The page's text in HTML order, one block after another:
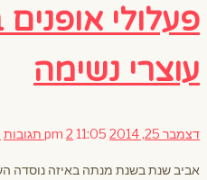
פעלולי
עוצרי נשימה
דצמבר 25, 2014 11:05 pm 2 תגובות
אביב שנת בשנת מנתה באיזה נוסדה